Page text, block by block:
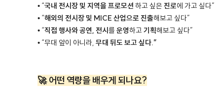
• “국내 전시장 및 지역을 프로모션 하고 싶은 진로에 가고 싶다”
• “해외의 전시장 및 MICE 산업으로 진출해보고 싶다”
• “직접 행사와 공연, 전시 를 운영하고 기획해보고 싶다”
• “무대 앞이 아니라, 무대 뒤도 보고 싶다.”
🚀 어떤 역량을 배우게 되나요?